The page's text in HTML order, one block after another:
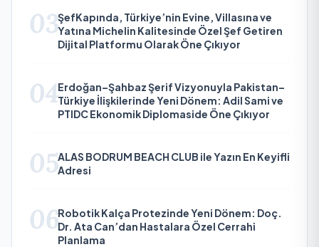
03ŞefKapında, Türkiye’nin Evine, Villasına ve
Yatına Michelin Kalitesinde Özel Şef Getiren
Dijital Platformu Olarak Öne Çıkıyor
04Erdoğan–Şahbaz Şerif Vizyonuyla Pakistan–
Türkiye İlişkilerinde Yeni Dönem: Adil Sami ve
PTIDC Ekonomik Diplomaside Öne Çıkıyor
05ALAS BODRUM BEACH CLUB ile Yazın En Keyifli
Adresi
06Robotik Kalça Protezinde Yeni Dönem: Doç.
Dr. Ata Can’dan Hastalara Özel Cerrahi
Planlama